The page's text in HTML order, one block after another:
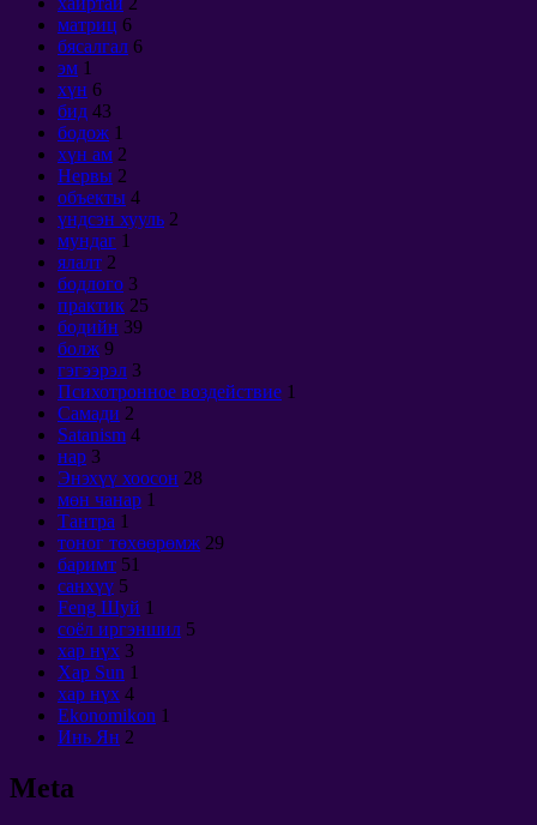
матриц 6
бясалгал 6
эм 1
хүн 6
бид 43
бодож 1
хүн ам 2
Нервы 2
объекты 4
үндсэн хууль 2
мундаг 1
ялалт 2
бодлого 3
практик 25
бодийн 39
болж 9
гэгээрэл 3
Психотронное воздействие 1
Самади 2
Satanism 4
нар 3
Энэхүү хоосон 28
мөн чанар 1
Тантра 1
тоног төхөөрөмж 29
баримт 51
санхүү 5
Feng Шуй 1
соёл иргэншил 5
хар нүх 3
Хар Sun 1
хар нүх 4
Ekonomikon 1
Инь Ян 2
Meta